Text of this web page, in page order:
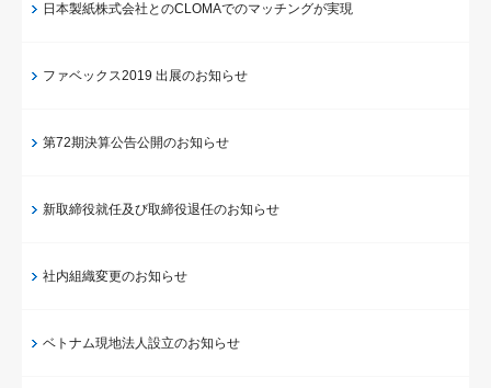
日本製紙株式会社とのCLOMAでのマッチングが実現
ファベックス2019 出展のお知らせ
第72期決算公告公開のお知らせ
新取締役就任及び取締役退任のお知らせ
社内組織変更のお知らせ
ベトナム現地法人設立のお知らせ